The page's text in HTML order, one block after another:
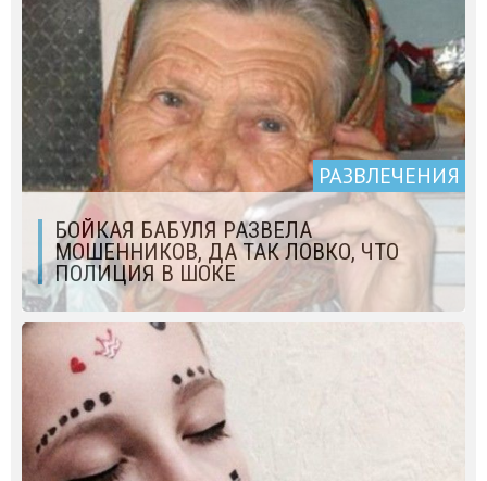
РАЗВЛЕЧЕНИЯ
БОЙКАЯ БАБУЛЯ РАЗВЕЛА
МОШЕННИКОВ, ДА ТАК ЛОВКО, ЧТО
ПОЛИЦИЯ В ШОКЕ